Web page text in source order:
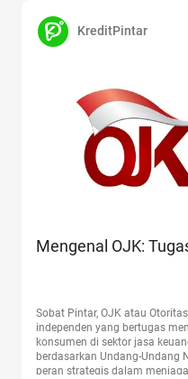
KreditPintar
Mengenal OJK:
Sobat Pintar, OJK atau
independen yang bertugas
konsumen di sektor jasa
berdasarkan Undang-Undang
peran strategis dalam